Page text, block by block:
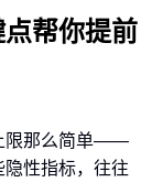
帮你提前
限那么简单——
性指标，往往